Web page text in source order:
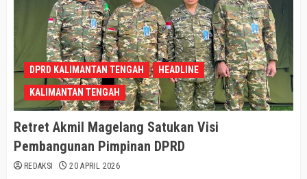
DPRD KALIMANTAN TENGAH HEADLINE
KALIMANTAN TENGAH
Retret Akmil Magelang Satukan Visi
Pembangunan Pimpinan DPRD
REDAKSI 20 APRIL 2026